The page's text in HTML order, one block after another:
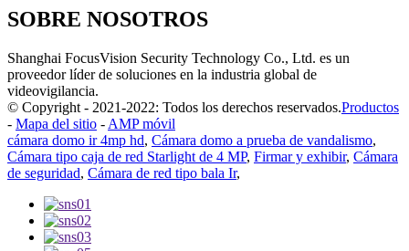
SOBRE NOSOTROS
Shanghai FocusVision Security Technology Co., Ltd. es un
proveedor líder de soluciones en la industria global de
videovigilancia.
© Copyright - 2021-2022: Todos los derechos reservados.Productos
- Mapa del sitio - AMP móvil
cámara domo ir 4mp hd, Cámara domo a prueba de vandalismo,
Cámara tipo caja de red Starlight de 4 MP, Firmar y exhibir, Cámara
de seguridad, Cámara de red tipo bala Ir,